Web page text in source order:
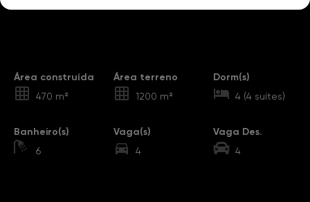
Área construída
470 m²
Área terreno
1200 m²
Dorm(s)
4 (4 suítes)
Banheiro(s)
6
Vaga(s)
4
Vaga Des.
4